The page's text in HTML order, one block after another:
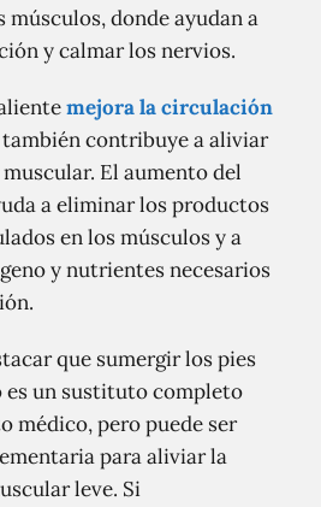
músculos, donde ayudan a
y calmar los nervios.
mejora la circulación
también contribuye a aliviar
El aumento del
a eliminar los productos
en los músculos y a
y nutrientes necesarios
que sumergir los pies
es un sustituto completo
médico, pero puede ser
para aliviar la
leve. Si